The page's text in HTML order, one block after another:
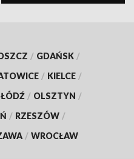
/ GDAŃSK /
/ KIELCE /
ŁÓDŹ / OLSZTYN /
/ RZESZÓW /
/ WROCŁAW